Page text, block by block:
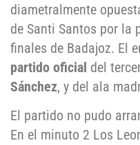
diametralmente
de Santi Santos por la
finales de Badajoz. El
partido oficial del
Sánchez, y del ala
El partido no pudo
En el minuto 2 Los